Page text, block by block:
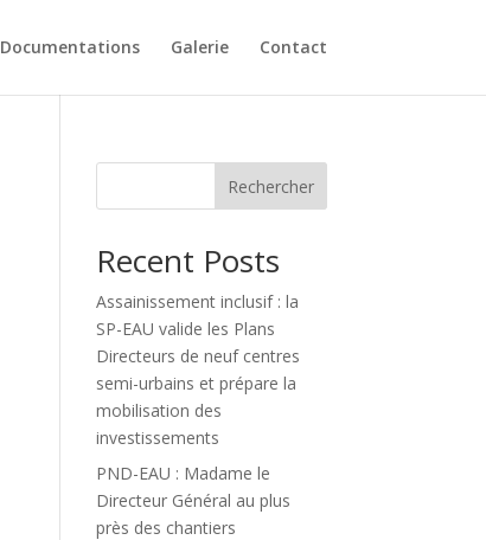
Documentations Galerie Contact
Rechercher
Recent Posts
Assainissement inclusif : la
SP-EAU valide les Plans
Directeurs de neuf centres
semi-urbains et prépare la
mobilisation des
investissements
PND-EAU : Madame le
Directeur Général au plus
près des chantiers